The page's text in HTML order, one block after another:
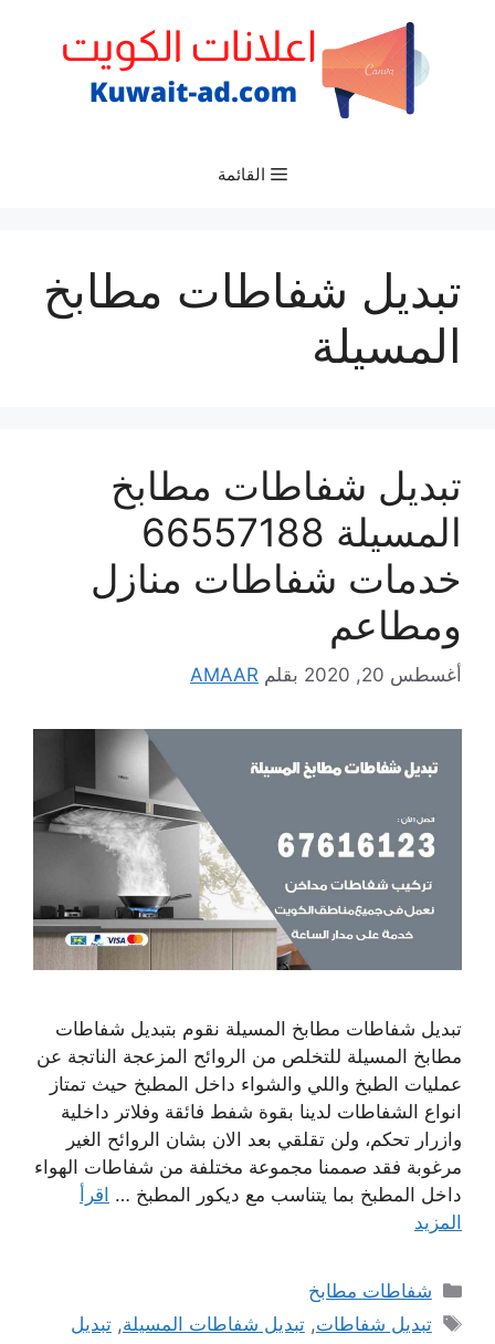
القائمة
تبديل شفاطات مطابخ
المسيلة
تبديل شفاطات مطابخ
المسيلة 66557188
خدمات شفاطات منازل
ومطاعم
أغسطس 20, 2020 بقلم AMAAR
تبديل شفاطات مطابخ المسيلة نقوم بتبديل شفاطات
مطابخ المسيلة للتخلص من الروائح المزعجة الناتجة عن
عمليات الطبخ واللي والشواء داخل المطبخ حيث تمتاز
انواع الشفاطات لدينا بقوة شفط فائقة وفلاتر داخلية
وازرار تحكم، ولن تقلقي بعد الان بشان الروائح الغير
مرغوبة فقد صممنا مجموعة مختلفة من شفاطات الهواء
داخل المطبخ بما يتناسب مع ديكور المطبخ … اقرأ
المزيد
التصنيفات
شفاطات مطابخ
الوسوم
تبديل شفاطات,تبديل شفاطات المسيلة,تبديل